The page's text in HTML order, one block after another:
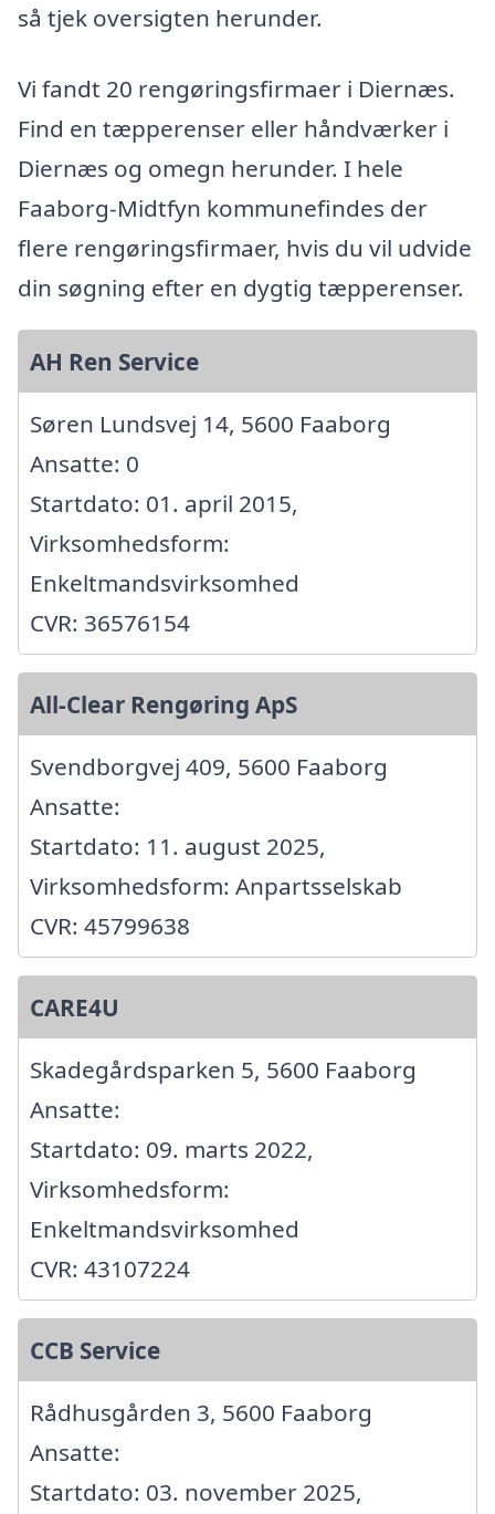
så tjek oversigten herunder.
Vi fandt 20 rengøringsfirmaer i Diernæs.
Find en tæpperenser eller håndværker i
Diernæs og omegn herunder. I hele
Faaborg-Midtfyn kommunefindes der
flere rengøringsfirmaer, hvis du vil udvide
din søgning efter en dygtig tæpperenser.
AH Ren Service
Søren Lundsvej 14, 5600 Faaborg
Ansatte: 0
Startdato: 01. april 2015,
Virksomhedsform:
Enkeltmandsvirksomhed
CVR: 36576154
All-Clear Rengøring ApS
Svendborgvej 409, 5600 Faaborg
Ansatte:
Startdato: 11. august 2025,
Virksomhedsform: Anpartsselskab
CVR: 45799638
CARE4U
Skadegårdsparken 5, 5600 Faaborg
Ansatte:
Startdato: 09. marts 2022,
Virksomhedsform:
Enkeltmandsvirksomhed
CVR: 43107224
CCB Service
Rådhusgården 3, 5600 Faaborg
Ansatte:
Startdato: 03. november 2025,